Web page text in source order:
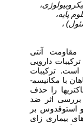
پایه،
،
مقاومت آنتی
دارویی
ترکیبات
با مکانیسم­
را حذف
اثر ضد
بر
بیماری زای